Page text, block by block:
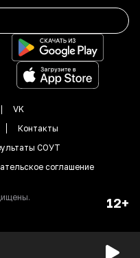
VK
Контакты
СОУТ
соглашение
12+